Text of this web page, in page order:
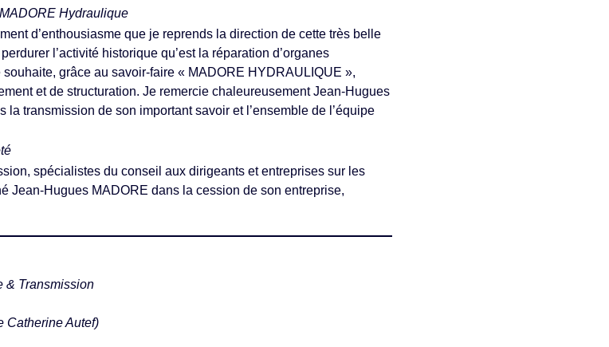
Hydraulique
d’enthousiasme que je reprends la direction de cette très belle
l’activité historique qu’est la réparation d’organes
grâce au savoir-faire « MADORE HYDRAULIQUE »,
et de structuration. Je remercie chaleureusement Jean-Hugues
la transmission de son important savoir et l’ensemble de l’équipe
spécialistes du conseil aux dirigeants et entreprises sur les
Jean-Hugues MADORE dans la cession de son entreprise,
& Transmission
Catherine Autef)